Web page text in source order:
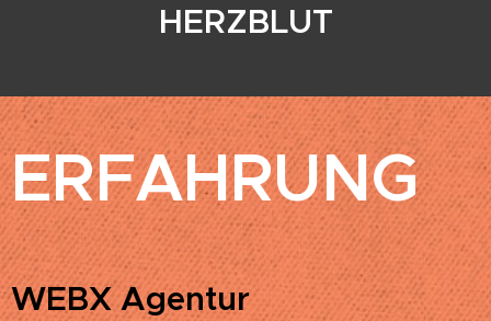
HERZBLUT
ERFAHRUNG
WEBX Agentur